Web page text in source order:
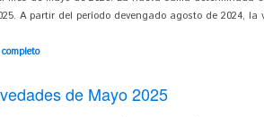
A partir del período devengado agosto de 2024, la
de Mayo 2025